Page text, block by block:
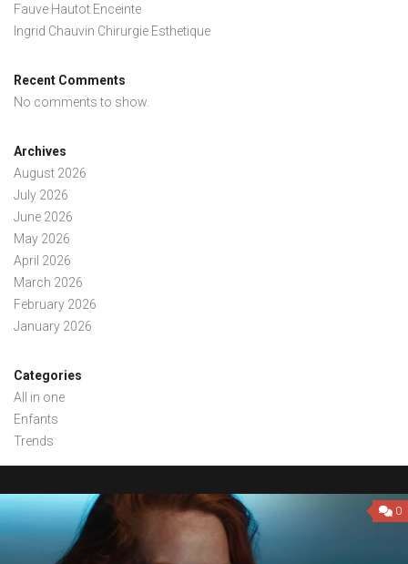
Fauve Hautot Enceinte
Ingrid Chauvin Chirurgie Esthetique
Recent Comments
No comments to show.
Archives
August 2026
July 2026
June 2026
May 2026
April 2026
March 2026
February 2026
January 2026
Categories
All in one
Enfants
Trends
0